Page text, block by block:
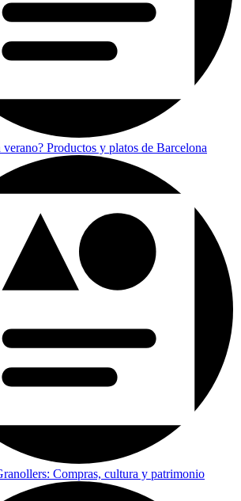
verano? Productos y platos de Barcelona
Compras, cultura y patrimonio